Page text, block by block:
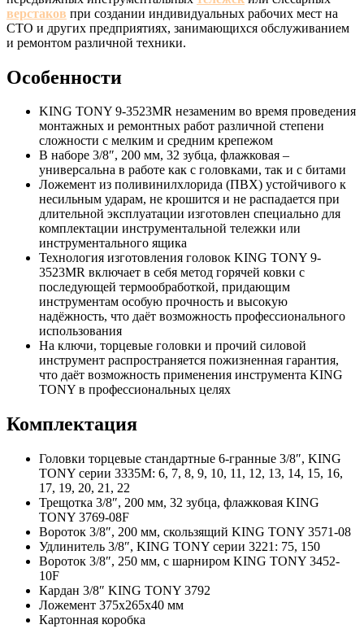
верстаков при создании индивидуальных рабочих мест на
СТО и других предприятиях, занимающихся обслуживанием
и ремонтом различной техники.
Особенности
KING TONY 9-3523MR незаменим во время проведения
монтажных и ремонтных работ различной степени
сложности с мелким и средним крепежом
В наборе 3/8″, 200 мм, 32 зубца, флажковая –
универсальна в работе как с головками, так и с битами
Ложемент из поливинилхлорида (ПВХ) устойчивого к
несильным ударам, не крошится и не распадается при
длительной эксплуатации изготовлен специально для
комплектации инструментальной тележки или
инструментального ящика
Технология изготовления головок KING TONY 9-
3523MR включает в себя метод горячей ковки с
последующей термообработкой, придающим
инструментам особую прочность и высокую
надёжность, что даёт возможность профессионального
использования
На ключи, торцевые головки и прочий силовой
инструмент распространяется пожизненная гарантия,
что даёт возможность применения инструмента KING
TONY в профессиональных целях
Комплектация
Головки торцевые стандартные 6-гранные 3/8″, KING
TONY серии 3335M: 6, 7, 8, 9, 10, 11, 12, 13, 14, 15, 16,
17, 19, 20, 21, 22
Трещотка 3/8″, 200 мм, 32 зубца, флажковая KING
TONY 3769-08F
Вороток 3/8″, 200 мм, скользящий KING TONY 3571-08
Удлинитель 3/8″, KING TONY серии 3221: 75, 150
Вороток 3/8″, 250 мм, с шарниром KING TONY 3452-
10F
Кардан 3/8″ KING TONY 3792
Ложемент 375х265х40 мм
Картонная коробка